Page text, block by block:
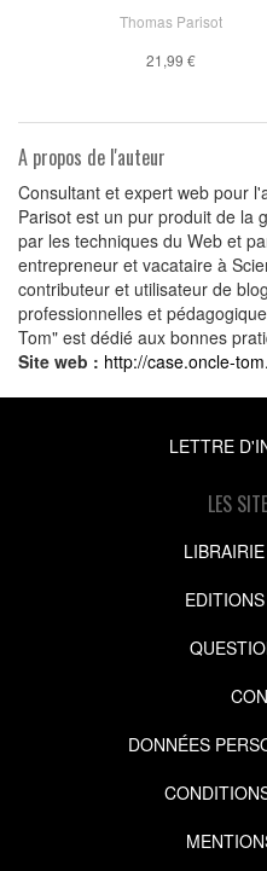
Thomas Parisot
21,99 €
A propos de l'auteur
Consultant et expert web pour
Parisot est un pur produit de la
par les techniques du Web et
entrepreneur et vacataire à
contributeur et utilisateur de
professionnelles et
Tom" est dédié aux bonnes
Site web : http://case.oncle-
LETTRE
LES
DONNÉES